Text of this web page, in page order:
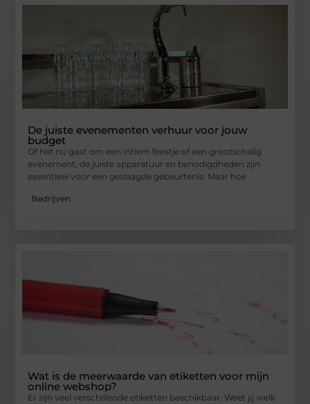
De juiste evenementen verhuur voor jouw
budget
Of het nu gaat om een intiem feestje of een grootschalig
evenement, de juiste apparatuur en benodigdheden zijn
essentieel voor een geslaagde gebeurtenis. Maar hoe
Bedrijven
Wat is de meerwaarde van etiketten voor mijn
online webshop?
Er zijn veel verschillende etiketten beschikbaar. Weet jij welk